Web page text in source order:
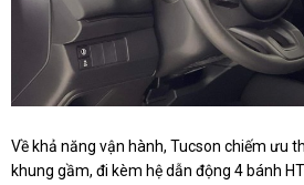
Về khả năng vận hành, Tucson chiếm ưu
khung gầm, đi kèm hệ dẫn động 4 bánh